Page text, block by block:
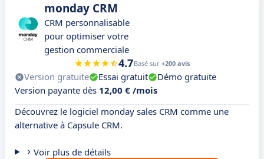
monday CRM
CRM personnalisable
pour optimiser votre
gestion commerciale
4.7Basé sur +200 avis
Version gratuite Essai gratuit
Démo gratuite
Version payante dès 12,00 € /mois
Découvrez le logiciel monday sales CRM comme une
alternative à Capsule CRM.
Voir plus de détails